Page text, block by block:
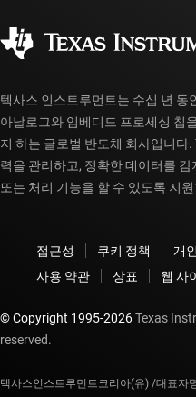
myTI 계정 FAQ
텍사스 인스트루먼트는 수십 년 동
아날로그와 임베디드 프로세싱 칩
지 하는 글로벌 반도체 회사입니다
력을 관리하고, 정확한 데이터를
또는 처리 기능을 할 수 있도록 지
접근성 쿠키 정책 개
사용 약관
상표 웹 사
© Copyright 1995-2026Texas
reserved.
텍사스인스트루먼트코리아(유) /대표자